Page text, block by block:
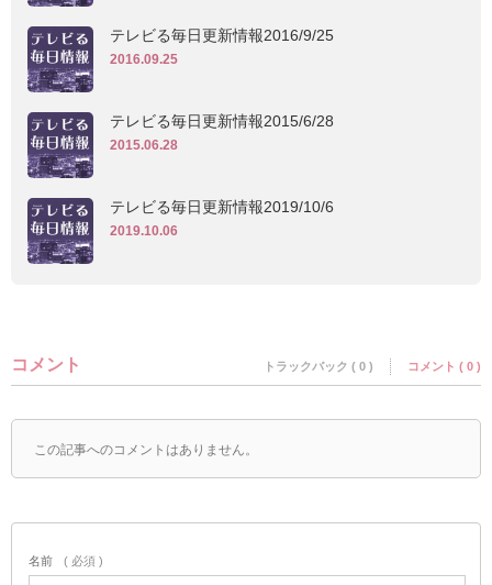
テレビる毎日更新情報2016/9/25
2016.09.25
テレビる毎日更新情報2015/6/28
2015.06.28
テレビる毎日更新情報2019/10/6
2019.10.06
コメント トラックバック ( 0 ) コメント ( 0 )
この記事へのコメントはありません。
名前 ( 必須 )